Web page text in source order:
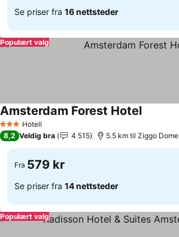
Se priser fra 16 nettsteder
Populært valg
3 StjernerHotell
Amsterdam Forest Hotel
8,2 Veldig bra 4 515 5.5 km til Ziggo Dome
Fra 579 kr
Se priser fra 14 nettsteder
Populært valg